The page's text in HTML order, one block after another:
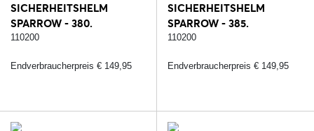
SICHERHEITSHELM
SPARROW - 380.
SCHWARZ/SILBER/CARBON
110200
Endverbraucherpreis € 149,95
SICHERHEITSHELM
SPARROW - 385.
STRASS/SCHWARZ/ROSE
110200
Endverbraucherpreis € 149,95